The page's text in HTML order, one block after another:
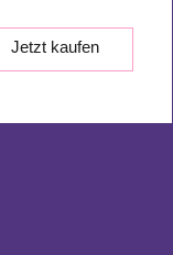
Jetzt kaufen